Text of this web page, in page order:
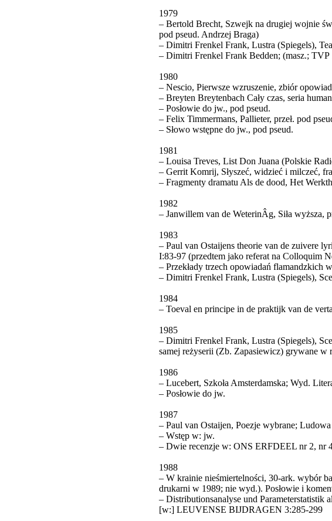
1979
– Bertold Brecht, Szwejk na drugiej wojnie
pod pseud. Andrzej Braga)
– Dimitri Frenkel Frank, Lustra (Spiegels),
– Dimitri Frenkel Frank Bedden; (masz.; TVP
1980
– Nescio, Pierwsze wzruszenie, zbiór
– Breyten Breytenbach Cały czas, seria
– Posłowie do jw., pod pseud.
– Felix Timmermans, Pallieter, przeł. pod
– Słowo wstępne do jw., pod pseud.
1981
– Louisa Treves, List Don Juana (Polskie
– Gerrit Komrij, Słyszeć, widzieć i milczeć,
– Fragmenty dramatu Als de dood, Het
1982
– Janwillem van de WeterinÂ­g, Siła wyższa,
1983
– Paul van Ostaijens theorie van de
I:83-97 (przedtem jako referat na Colloquim
– Przekłady trzech opowiadań
– Dimitri Frenkel Frank, Lustra (Spiegels),
1984
– Toeval en principe in de praktijk van de
1985
– Dimitri Frenkel Frank, Lustra (Spiegels),
samej reżyserii (Zb. Zapasiewicz) grywane w
1986
– Lucebert, Szkoła Amsterdamska; Wyd.
– Posłowie do jw.
1987
– Paul van Ostaijen, Poezje wybrane;
– Wstęp w: jw.
– Dwie recenzje w: ONS ERFDEEL nr 2, nr
1988
– W krainie nieśmiertelności, 30-ark. wybór
drukarni w 1989; nie wyd.). Posłowie i
– Distributionsanalyse und Parameterstatistik
[w:] LEUVENSE BIJDRAGEN 3:285-299